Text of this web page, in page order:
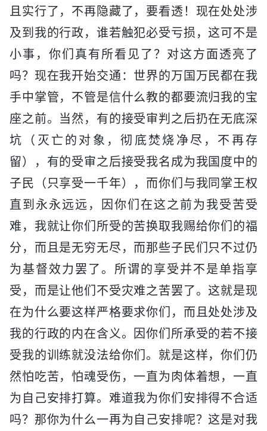
且实行了，不再隐藏了，要看透！现在处处涉
及到我的行政，谁若触犯必受亏损，这可不是
小事，你们真有所看见了？对这方面透亮了
吗？现在我开始交通：世界的万国万民都在我
手中掌管，不管是信什么教的都要流归我的宝
座之前。当然，有的接受审判之后扔在无底深
坑（灭亡的对象，彻底焚烧净尽，不再存
留），有的受审之后接受我名成为我国度中的
子民（只享受一千年），而你们与我同掌王权
直到永永远远，因你们在这之前为我受苦受
难，我就让你们所受的苦换取我赐给你们的福
分，而且是无穷无尽，而那些子民们只不过仍
为基督效力罢了。所谓的享受并不是单指享
受，而是让他们不受灾难之苦罢了。这就是现
在为什么要这样严格要求你们，而且处处涉及
我的行政的内在含义。因你们所承受的若不接
受我的训练就没法给你们。就是这样，你们仍
然怕吃苦，怕魂受伤，一直为肉体着想，一直
为自己安排打算。难道我为你们安排得不合适
吗？那你为什么一再为自己安排呢？这是对我